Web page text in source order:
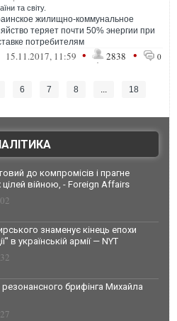
та світу.
жилищно-коммунальное
теряет почти 50% энергии при
потребителям
15.11.2017, 11:59 • 2838 • 0
6 7 8 ... 18
до компромісів і прагне
цілей війною, - Foreign Affairs
знаменує кінець епохи
в українській армії — NYT
брифінга Михайла